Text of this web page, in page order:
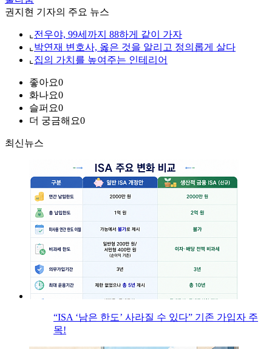
권지현 기자의 주요 뉴스
⌞ 전우야, 99세까지 88하게 같이 가자
⌞ 박연재 변호사, 옳은 것을 알리고 정의롭게 살다
⌞ 집의 가치를 높여주는 인테리어
좋아요0
화나요0
슬퍼요0
더 궁금해요0
최신뉴스
“ISA ‘남은 한도’ 사라질 수 있다” 기존 가입자 주
목!